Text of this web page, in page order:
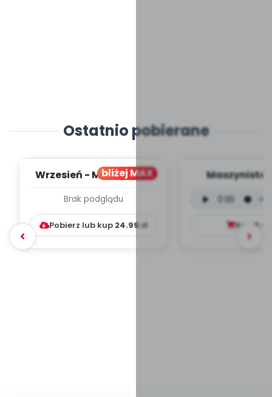
Ostatnio pobierane
bliżej MAX
Wrzesień - MIESIĘCZNY
WYCHOWAWCZO –
DYDAKTYC...
Brak podglądu
Pobierz lub kup 24.99zł
Maszynista
mp3)
Kup 9.99